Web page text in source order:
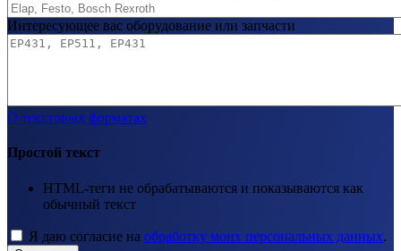
Интересующее вас оборудование или запчасти
О текстовых форматах
Простой текст
HTML-теги не обрабатываются и показываются как
обычный текст
Я даю согласие на обработку моих персональных данных.